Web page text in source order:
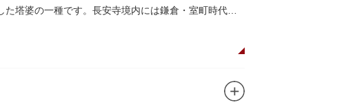
塔婆の一種です。長安寺境内には鎌倉・室町時代合